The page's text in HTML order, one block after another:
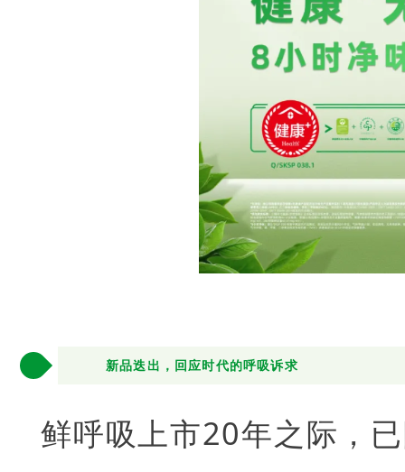
2 新品迭出，回应时代的呼吸诉求
鲜呼吸上市20年之际，